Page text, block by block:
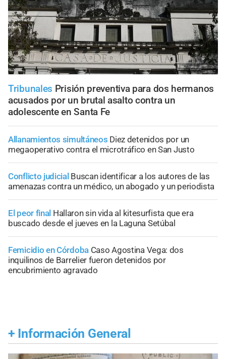
Tribunales Prisión preventiva para dos hermanos
acusados por un brutal asalto contra un
adolescente en Santa Fe
Allanamientos simultáneos Diez detenidos por un
megaoperativo contra el microtráfico en San Justo
Conflicto judicial Buscan identificar a los autores de las
amenazas contra un médico, un abogado y un periodista
El peor final Hallaron sin vida al kitesurfista que era
buscado desde el jueves en la Laguna Setúbal
Femicidio en Córdoba Caso Agostina Vega: dos
inquilinos de Barrelier fueron detenidos por
encubrimiento agravado
+ Información General